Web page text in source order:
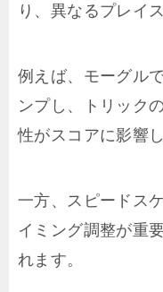
り、異なるプレイ
例えば、モーグル
ンプし、トリック
性がスコアに影響し
一方、スピードス
イミング調整が重
れます。